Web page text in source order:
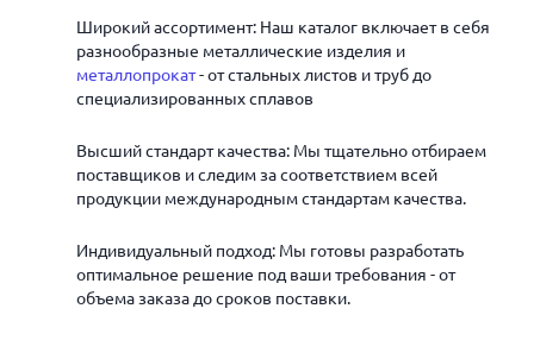
Широкий ассортимент: Наш каталог включает в себя
разнообразные металлические изделия и
металлопрокат- от стальных листов и труб до
специализированных сплавов
Высший стандарт качества: Мы тщательно отбираем
поставщиков и следим за соответствием всей
продукции международным стандартам качества.
Индивидуальный подход: Мы готовы разработать
оптимальное решение под ваши требования - от
объема заказа до сроков поставки.